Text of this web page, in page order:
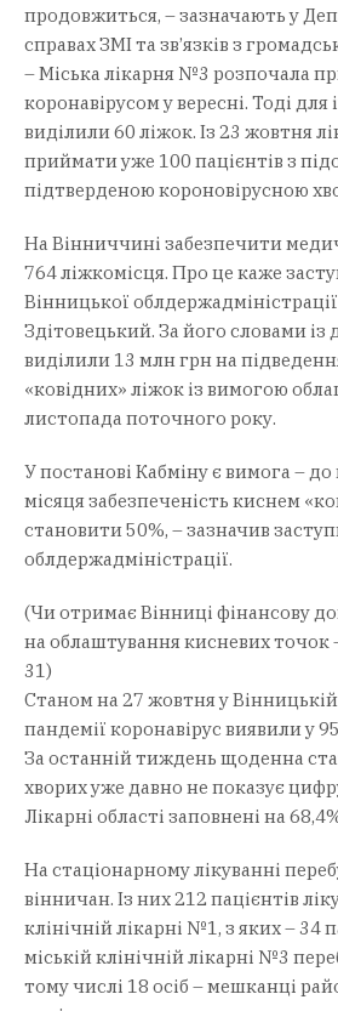
продовжиться, – зазначають у
справах ЗМІ та зв’язків з
– Міська лікарня №3 розпочала
коронавірусом у вересні. Тоді для
виділили 60 ліжок. Із 23 жовтня
приймати уже 100 пацієнтів з
підтверденою короновірусною
На Вінниччині забезпечити
764 ліжкомісця. Про це каже
Вінницької
Здітовецький. За його словами
виділили 13 млн грн на
«ковідних» ліжок із вимогою
листопада поточного року.
У постанові Кабміну є вимога –
місяця забезпеченість киснем
становити 50%, – зазначив
облдержадміністрації.
(Чи отримає Вінниці фінансову
на облаштування кисневих точок
31)
Станом на 27 жовтня у
пандемії коронавірус виявили у
За останній тиждень щоденна
хворих уже давно не показує
Лікарні області заповнені на
На стаціонарному лікуванні
вінничан. Із них 212 пацієнтів
клінічній лікарні №1, з яких – 34
міській клінічній лікарні №3
тому числі 18 осіб – мешканці